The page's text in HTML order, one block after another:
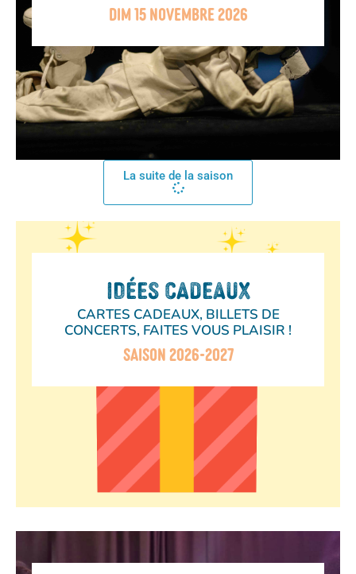
DIM 15 NOVEMBRE 2026
La suite de la saison
IDÉES CADEAUX
CARTES CADEAUX, BILLETS DE
CONCERTS, FAITES VOUS PLAISIR !
SAISON 2026-2027